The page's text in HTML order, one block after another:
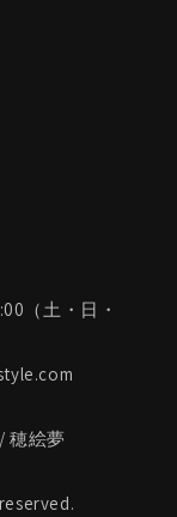
（土・日・
穂絵夢